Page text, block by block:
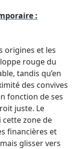
:
origines et les
rouge du
tandis qu’en
des convives
fonction de ses
juste. Le
cette zone de
financières et
glisser vers